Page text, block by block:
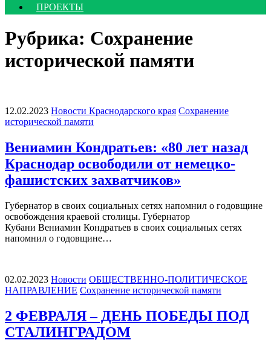
ПРОЕКТЫ
Рубрика: Сохранение
исторической памяти
12.02.2023 Новости Краснодарского края Сохранение
исторической памяти
Вениамин Кондратьев: «80 лет назад
Краснодар освободили от немецко-
фашистских захватчиков»
Губернатор в своих социальных сетях напомнил о годовщине
освобождения краевой столицы. Губернатор
Кубани Вениамин Кондратьев в своих социальных сетях
напомнил о годовщине…
02.02.2023 Новости ОБЩЕСТВЕННО-ПОЛИТИЧЕСКОЕ
НАПРАВЛЕНИЕ Сохранение исторической памяти
2 ФЕВРАЛЯ – ДЕНЬ ПОБЕДЫ ПОД
СТАЛИНГРАДОМ